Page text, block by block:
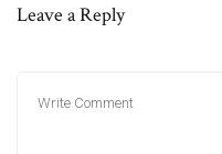
Leave a Reply